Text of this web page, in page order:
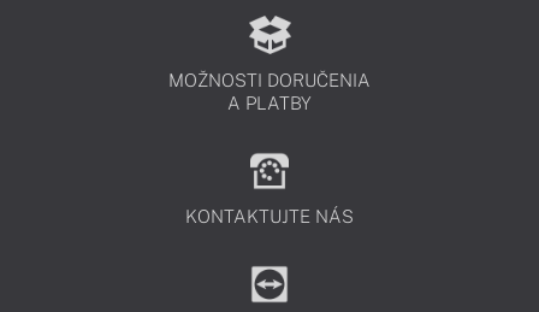
MOŽNOSTI DORUČENIA
A PLATBY
KONTAKTUJTE NÁS